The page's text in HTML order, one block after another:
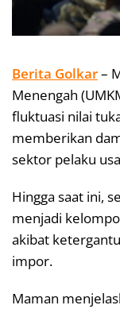
Berita Golkar–
Menengah
fluktuasi nilai
memberikan
sektor pelaku
Hingga saat ini,
menjadi
akibat
impor.
Maman